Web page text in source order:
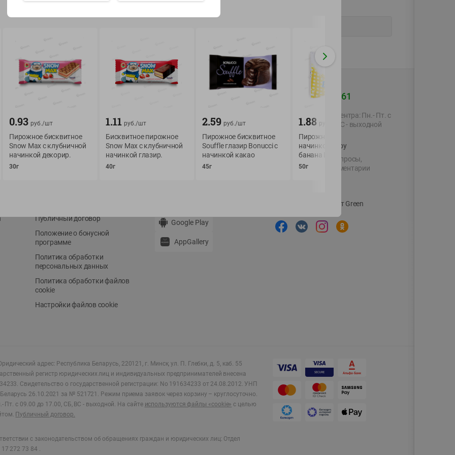
Возврат товара
Оформление заказа
Публичный договор
Положение о бонусной
программе
Политика обработки
персональных данных
Политика обработки файлов
cookie
Настройки файлов cookie
Обратная связь
Google Play
AppGallery
+375 44 560-60-61
Время работы Call-центра: Пн.- Пт. с
09.00 до 17.00, СБ, ВС - выходной
shop@green-market.by
Пишите нам свои вопросы,
предложения и комментарии
Корпоративный сайт Green
адрес: Республика Беларусь, 220121, г. Минск, ул. П. Глебки, д. 5, каб. 55
регистр юридических лиц и индивидуальных предпринимателей внесена
Свидетельство о государственной регистрации: No 191634233 от 24.08.2012. УНП
26.10.2021 за № 521721. Режим приема заявок через корзину – круглосуточно.
Пт. с 09.00 до 17.00, СБ, ВС - выходной. На сайте используются файлы «cookie» с целью
Публичный договор.
с законодательством об обращениях граждан и юридических лиц: Отдел
272 73 84 .
0.93 руб./шт
Пирожное бисквитное
Snow Max с клубничной
начинкой декорир.
30г
1.11 руб./шт
Бисквитное пирожное
Snow Max с клубничной
начинкой глазир.
40г
2.59 руб./шт
Пирожное бисквитное
Souffle глазир Bonucci с
начинкой какао
45г
1.88 руб./
Пирожное бисквитное с
начинкой со вкусом
банана Donut Today
50г